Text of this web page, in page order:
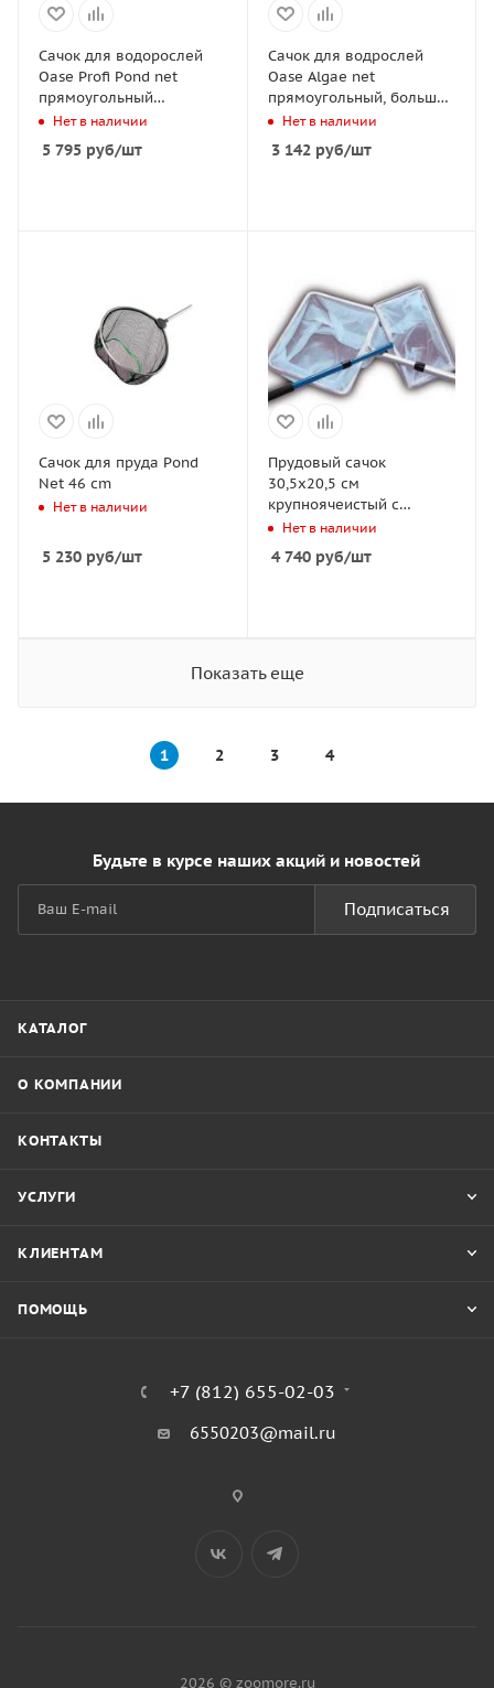
Сачок для водорослей
Oase Profi Pond net
прямоугольный
40*30*20см,
113/190см
Нет в наличии
5 795 руб/шт
Сачок для водрослей
Oase Algae net
прямоугольный, большой
38*26*9см,
113/180см
Нет в наличии
3 142руб/шт
Сачок для пруда Pond
Net 46 cm
Нет в наличии
5 230 руб/шт
Прудовый сачок
30,5х20,5 см
крупноячеистый с
телескопической ручкой
Нет в наличии
4 740руб/шт
Показать еще
1 2 3 4
Будьте в курсе наших акций и новостей
Подписаться
КАТАЛОГ
О КОМПАНИИ
КОНТАКТЫ
УСЛУГИ
КЛИЕНТАМ
ПОМОЩЬ
+7 (812) 655-02-03
6550203@mail.ru
2026 © zoomore.ru